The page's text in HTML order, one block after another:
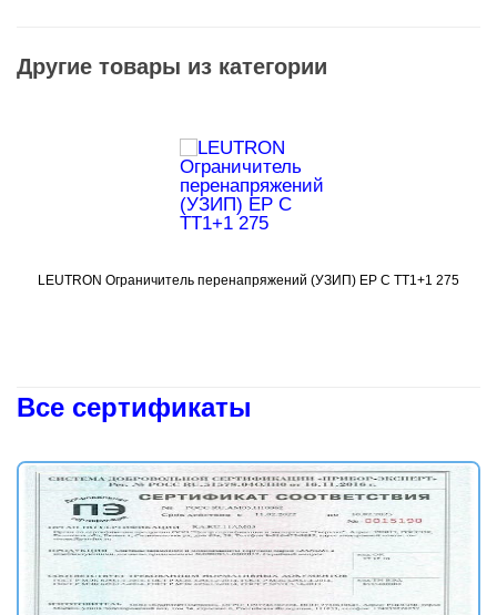
Другие товары из категории
Подробнее
LEUTRON Ограничитель перенапряжений (УЗИП) EP C TT1+1 275
Все сертификаты